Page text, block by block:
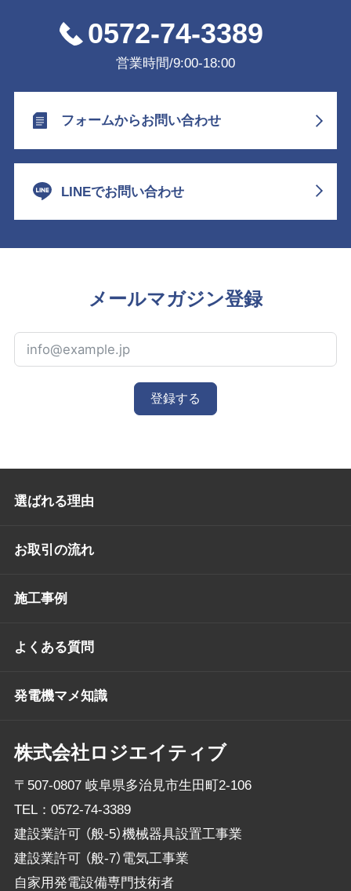
0572-74-3389
営業時間/9:00-18:00
フォームからお問い合わせ
LINEでお問い合わせ
メールマガジン登録
登録する
株式会社ロジエイティブ
〒507-0807 岐阜県多治見市生田町2-106
TEL： 0572-74-3389
建設業許可 （般-5）機械器具設置工事業
建設業許可 （般-7）電気工事業
自家用発電設備専門技術者
選ばれる理由
お取引の流れ
施工事例
よくある質問
発電機マメ知識